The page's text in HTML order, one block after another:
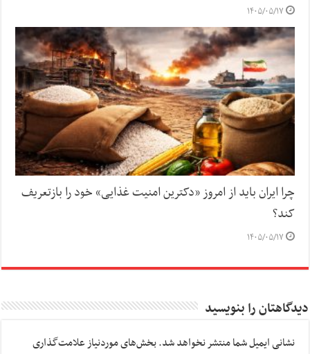
۱۴۰۵/۰۵/۱۷
چرا ایران باید از امروز «دکترین امنیت غذایی» خود را بازتعریف
کند؟
۱۴۰۵/۰۵/۱۷
دیدگاهتان را بنویسید
نشانی ایمیل شما منتشر نخواهد شد.بخش‌های موردنیاز علامت‌گذاری